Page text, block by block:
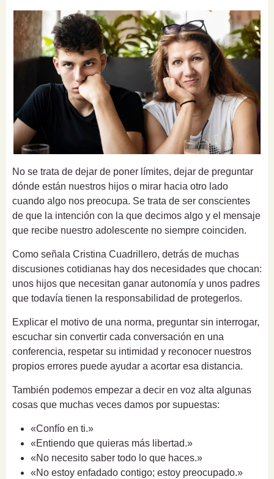
No se trata de dejar de poner límites, dejar de preguntar
dónde están nuestros hijos o mirar hacia otro lado
cuando algo nos preocupa. Se trata de ser conscientes
de que la intención con la que decimos algo y el mensaje
que recibe nuestro adolescente no siempre coinciden.
Como señala Cristina Cuadrillero, detrás de muchas
discusiones cotidianas hay dos necesidades que chocan:
unos hijos que necesitan ganar autonomía y unos padres
que todavía tienen la responsabilidad de protegerlos.
Explicar el motivo de una norma, preguntar sin interrogar,
escuchar sin convertir cada conversación en una
conferencia, respetar su intimidad y reconocer nuestros
propios errores puede ayudar a acortar esa distancia.
También podemos empezar a decir en voz alta algunas
cosas que muchas veces damos por supuestas:
«Confío en ti.»
«Entiendo que quieras más libertad.»
«No necesito saber todo lo que haces.»
«No estoy enfadado contigo; estoy preocupado.»